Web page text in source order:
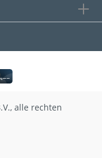
alle rechten